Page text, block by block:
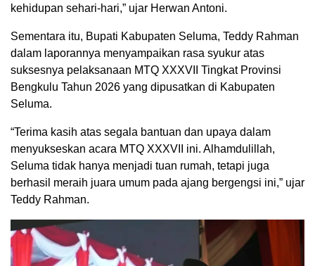
kehidupan sehari-hari,” ujar Herwan Antoni.
Sementara itu, Bupati Kabupaten Seluma, Teddy Rahman
dalam laporannya menyampaikan rasa syukur atas
suksesnya pelaksanaan MTQ XXXVII Tingkat Provinsi
Bengkulu Tahun 2026 yang dipusatkan di Kabupaten
Seluma.
“Terima kasih atas segala bantuan dan upaya dalam
menyukseskan acara MTQ XXXVII ini. Alhamdulillah,
Seluma tidak hanya menjadi tuan rumah, tetapi juga
berhasil meraih juara umum pada ajang bergengsi ini,” ujar
Teddy Rahman.